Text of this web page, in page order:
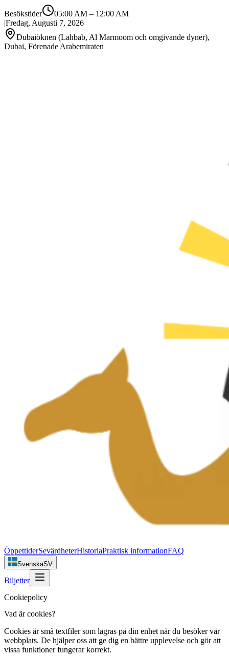
Besökstider 05:00 AM – 12:00 AM
|Fredag, Augusti 7, 2026
Dubaiöknen (Lahbab, Al Marmoom och omgivande dyner),
Dubai, Förenade Arabemiraten
ÖppettiderSevärdheterHistoriaPraktisk informationFAQ
SvenskaSV
Biljetter
Cookiepolicy
Vad är cookies?
Cookies är små textfiler som lagras på din enhet när du besöker vår
webbplats. De hjälper oss att ge dig en bättre upplevelse och gör att
vissa funktioner fungerar korrekt.